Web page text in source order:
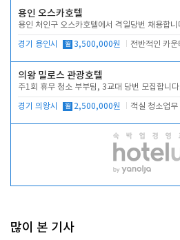
용인 오스카호텔
용인 처인구 오스카호텔에서 격일당번 채용합니
경기 용인시 월 3,500,000원
의왕 밀로스 관광호텔
주1회 휴무 청소 부부팀, 3교대 당번 모집합니다.
경기 의왕시 월 2,500,000원 객실 청소업무
많이 본 기사